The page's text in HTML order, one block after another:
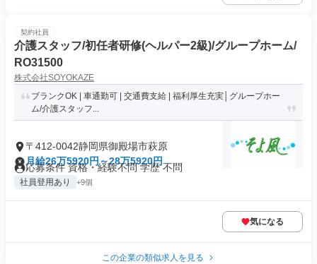
契約社員
介護スタッフ/初任者研修(ヘルパー2級)/グループホーム/
RO31500
株式会社SOYOKAZE
ブランクOK | 車通勤可 | 交通費支給 | 福利厚生充実│グループホー
ム/介護スタッフ...
〒412-0042静岡県御殿場市萩原
月給26万5920円～28万5920円
応募条件 資格・経験不問 学歴 不問
社員登用あり +9個
気になる
この企業の類似求人を見る